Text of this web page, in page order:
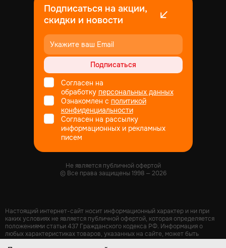
Подписаться на акции,
скидки и новости
Подписаться
Согласен на
обработку персональных данных
Ознакомлен с политикой
конфиденциальности
Согласен на рассылку
информационных и рекламных
писем
Не является публичной офертой
© Все права защищены1998— 2026
Настоящий интернет-сайт носит информационный характер и ни при
каких условиях не является публичной офертой, которая определяется
положениями статьи 437 Гражданского кодекса РФ. Информация о
любых характеристиках товаров, указанных на сайте, может быть
изменена в одностороннем порядке и носит информационный характер.